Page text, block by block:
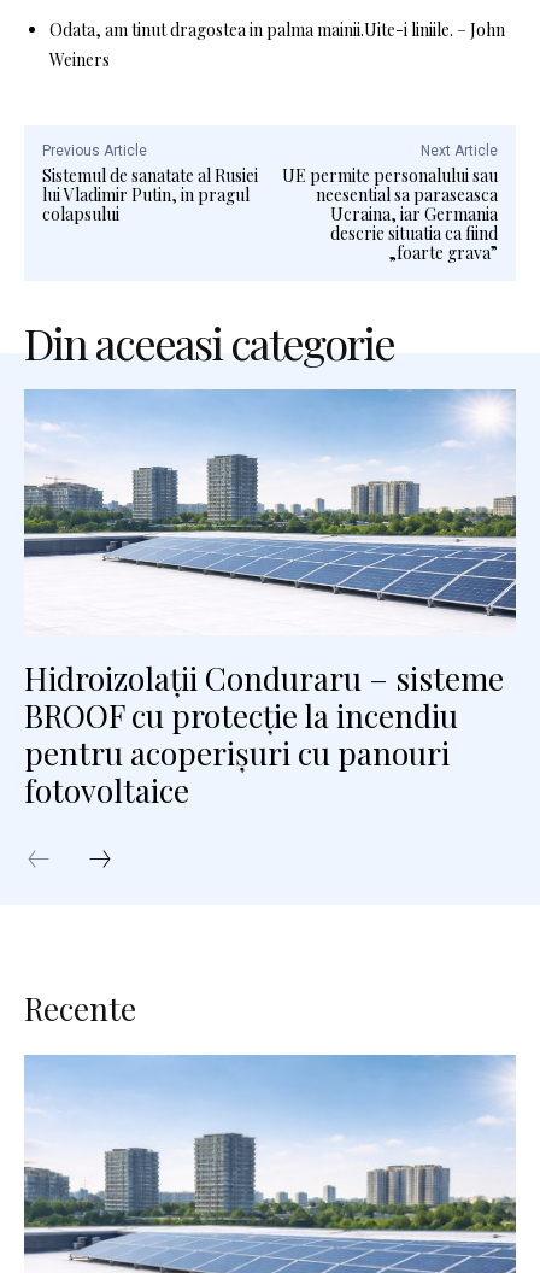
Odata, am tinut dragostea in palma mainii.Uite-i liniile. – John
Weiners
Previous Article
Sistemul de sanatate al Rusiei
lui Vladimir Putin, in pragul
colapsului
Next Article
UE permite personalului sau
neesential sa paraseasca
Ucraina, iar Germania
descrie situatia ca fiind
„foarte grava”
Din aceeasi categorie
Hidroizolații Conduraru – sisteme
BROOF cu protecție la incendiu
pentru acoperișuri cu panouri
fotovoltaice
Recente